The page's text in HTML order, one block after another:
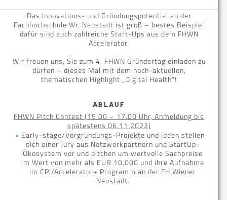
Das Innovations- und Gründungspotential an der
Fachhochschule Wr. Neustadt ist groß – bestes Beispiel
dafür sind auch zahlreiche Start-Ups aus dem FHWN
Accelerator.
Wir freuen uns, Sie zum 4. FHWN Gründertag einladen zu
dürfen – dieses Mal mit dem hoch-aktuellen,
thematischen Highlight „Digital Health“!
ABLAUF
FHWN Pitch Contest (15.00 – 17.00 Uhr, Anmeldung bis
spätestens 06.11.2022)
Early-stage/Vorgründungs-Projekte und Ideen stellen
sich einer Jury aus Netzwerkpartnern und StartUp-
Ökosystem vor und pitchen um wertvolle Sachpreise
im Wert von mehr als EUR 10.000 und ihre Aufnahme
im CPI/Accelerator+ Programm an der FH Wiener
Neustadt.